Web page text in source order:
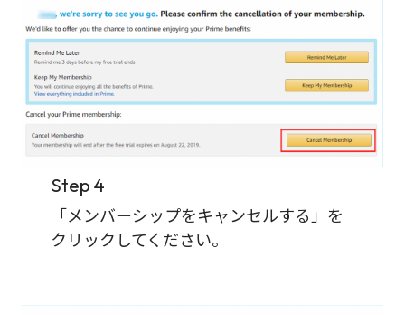
Step 4
「メンバーシップをキャンセルする」を
クリックしてください。